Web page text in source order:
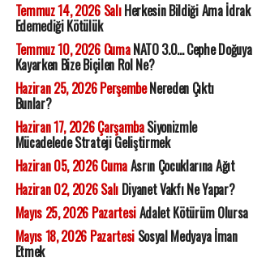
Temmuz 14, 2026 SalıHerkesin Bildiği Ama İdrak
Edemediği Kötülük
Temmuz 10, 2026 CumaNATO 3.0... Cephe Doğuya
Kayarken Bize Biçilen Rol Ne?
Haziran 25, 2026 PerşembeNereden Çıktı
Bunlar?
Haziran 17, 2026 ÇarşambaSiyonizmle
Mücadelede Strateji Geliştirmek
Haziran 05, 2026 CumaAsrın Çocuklarına Ağıt
Haziran 02, 2026 SalıDiyanet Vakfı Ne Yapar?
Mayıs 25, 2026 PazartesiAdalet Kötürüm Olursa
Mayıs 18, 2026 PazartesiSosyal Medyaya İman
Etmek